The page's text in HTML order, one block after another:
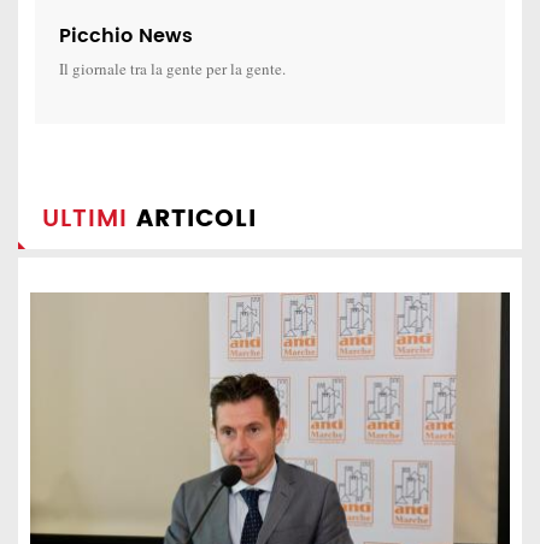
Picchio News
Il giornale tra la gente per la gente.
ULTIMI ARTICOLI